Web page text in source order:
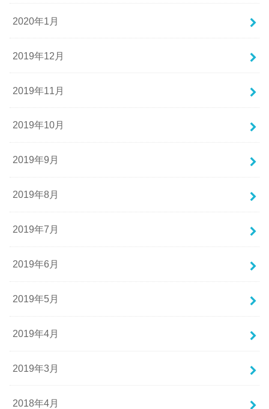
2020年1月
2019年12月
2019年11月
2019年10月
2019年9月
2019年8月
2019年7月
2019年6月
2019年5月
2019年4月
2019年3月
2018年4月